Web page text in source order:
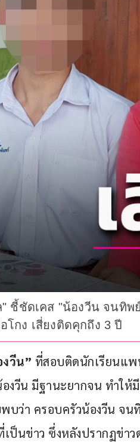
" ชี้ชัดเคส "น้องวีน จนทิ
โกง เสี่ยงติดคุกถึง 3 ปี
วีน” ที่สอบติดนักเรียนแพ
องวีน มีฐานะยากจน ทำใ
บว่า ครอบครัวน้องวีน จ
เป็นข่าว ซึ่งหลังปรากฏข่า